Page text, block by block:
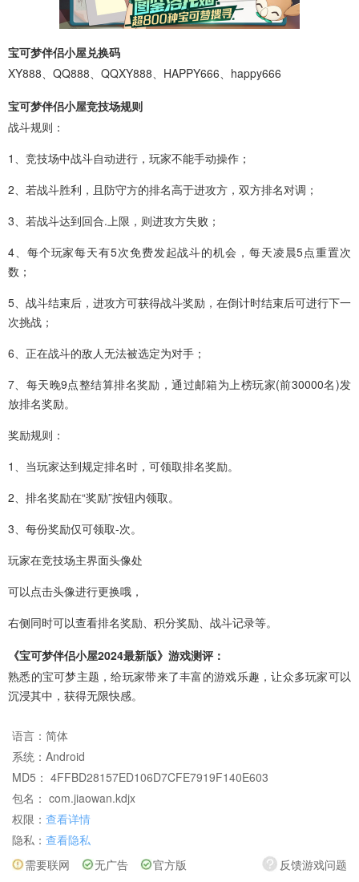
宝可梦伴侣小屋兑换码
XY888、QQ888、QQXY888、HAPPY666、happy666
宝可梦伴侣小屋竞技场规则
战斗规则：
1、竞技场中战斗自动进行，玩家不能手动操作；
2、若战斗胜利，且防守方的排名高于进攻方，双方排名对调；
3、若战斗达到回合.上限，则进攻方失败；
4、每个玩家每天有5次免费发起战斗的机会，每天凌晨5点重置次
数；
5、战斗结束后，进攻方可获得战斗奖励，在倒计时结束后可进行下一
次挑战；
6、正在战斗的敌人无法被选定为对手；
7、每天晚9点整结算排名奖励，通过邮箱为上榜玩家(前30000名)发
放排名奖励。
奖励规则：
1、当玩家达到规定排名时，可领取排名奖励。
2、排名奖励在“奖励”按钮内领取。
3、每份奖励仅可领取-次。
玩家在竞技场主界面头像处
可以点击头像进行更换哦，
右侧同时可以查看排名奖励、积分奖励、战斗记录等。
《宝可梦伴侣小屋2024最新版》游戏测评：
熟悉的宝可梦主题，给玩家带来了丰富的游戏乐趣，让众多玩家可以
沉浸其中，获得无限快感。
语言： 简体
系统： Android
MD5： 4FFBD28157ED106D7CFE7919F140E603
包名： com.jiaowan.kdjx
权限： 查看详情
隐私： 查看隐私
反馈游戏问题
需要联网 无广告 官方版